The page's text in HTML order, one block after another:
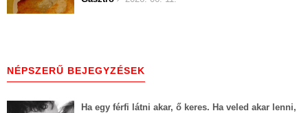
NÉPSZERŰ BEJEGYZÉSEK
Ha egy férfi látni akar, ő keres. Ha veled akar lenni,